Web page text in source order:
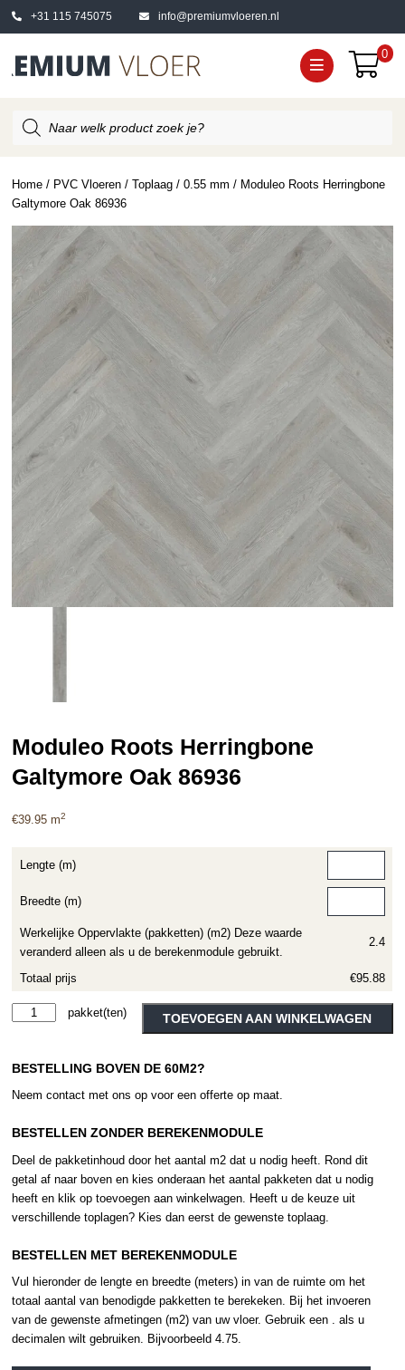
+31 115 745075 info@premiumvloeren.nl
0
zoeken
Home / PVC Vloeren /Toplaag /0.55 mm / Moduleo Roots Herringbone
Galtymore Oak 86936
Moduleo Roots Herringbone
Galtymore Oak 86936
€39.95 m2
Lengte (m)
Breedte (m)
Werkelijke Oppervlakte (pakketten) (m2) Deze waarde
veranderd alleen als u de berekenmodule gebruikt.
2.4
Totaal prijs €95.88
Moduleo
Galtymore
Oak
aantal
TOEVOEGEN AAN WINKELWAGEN
Alternative:
BESTELLING BOVEN DE 60M2?
Neem contact met ons op voor een offerte op maat.
BESTELLEN ZONDER BEREKENMODULE
Deel de pakketinhoud door het aantal m2 dat u nodig heeft. Rond dit
getal af naar boven en kies onderaan het aantal pakketen dat u nodig
heeft en klik op toevoegen aan winkelwagen. Heeft u de keuze uit
verschillende toplagen? Kies dan eerst de gewenste toplaag.
BESTELLEN MET BEREKENMODULE
Vul hieronder de lengte en breedte (meters) in van de ruimte om het
totaal aantal van benodigde pakketten te berekeken. Bij het invoeren
van de gewenste afmetingen (m2) van uw vloer. Gebruik een . als u
decimalen wilt gebruiken. Bijvoorbeeld 4.75.